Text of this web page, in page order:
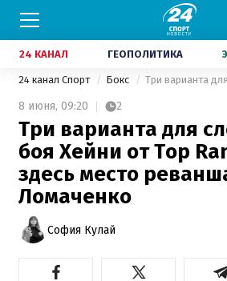
24 КАНАЛ ГЕОПОЛИТИКА
24 канал Спорт Бокс
8 июня, 09:20 2
Три варианта для
боя Хейни от Top
здесь место
Ломаченко
София Кулай